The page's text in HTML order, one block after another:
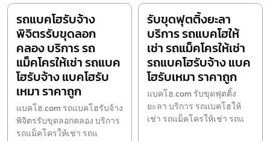
รถแบคโฮรับจ้าง
พิจิตรรับขุดลอก
คลอง บริการ รถ
แม็คโครให้เช่า รถแบค
โฮรับจ้าง แบคโฮรับ
เหมา ราคาถูก
แบคโฮ.com รถแบคโฮรับจ้าง
พิจิตรรับขุดลอกคลอง บริการ
รถแม็คโครให้เช่า รถแ
รับขุดฟุตติ้งยะลา
บริการ รถแบคโฮให้
เช่า รถแม็คโครให้เช่า
รถแบคโฮรับจ้าง แบค
โฮรับเหมา ราคาถูก
แบคโฮ.com รับขุดฟุตติ้ง
ยะลา บริการ รถแบคโฮให้
เช่า รถแม็คโครให้เช่า รถแ